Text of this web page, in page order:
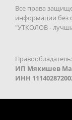
Все права
информации без
"УТКОЛОВ -
Правообладатель:
ИП Мякишев
ИНН